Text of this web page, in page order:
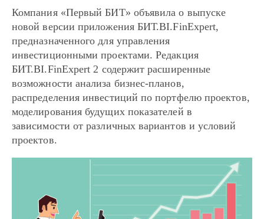
Компания «Первый БИТ» объявила о выпуске
новой версии приложения БИТ.BI.FinExpert,
предназначенного для управления
инвестиционными проектами. Редакция
БИТ.BI.FinExpert 2 содержит расширенные
возможности анализа бизнес-планов,
распределения инвестиций по портфелю проектов,
моделирования будущих показателей в
зависимости от различных вариантов и условий
проектов.